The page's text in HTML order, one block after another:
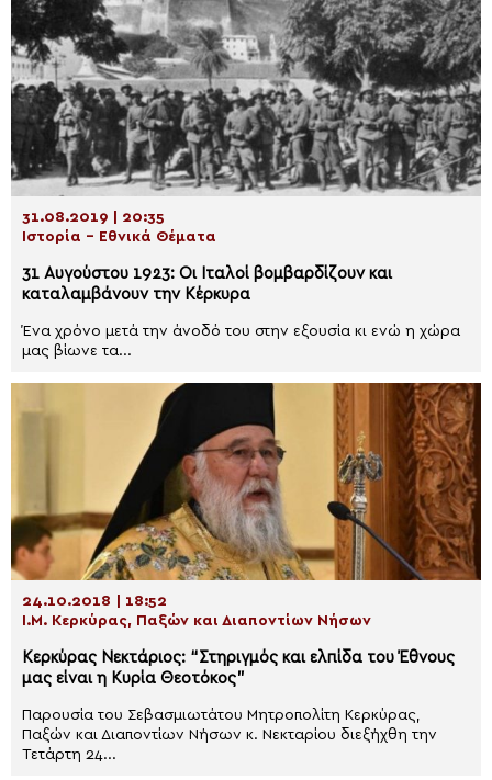
31.08.2019 | 20:35
Ιστορία - Εθνικά Θέματα
31 Αυγούστου 1923: Οι Ιταλοί βομβαρδίζουν και
καταλαμβάνουν την Κέρκυρα
Ένα χρόνο μετά την άνοδό του στην εξουσία κι ενώ η χώρα
μας βίωνε τα...
24.10.2018 | 18:52
Ι.Μ. Κερκύρας, Παξών και Διαποντίων Νήσων
Κερκύρας Νεκτάριος: “Στηριγμός και ελπίδα του Έθνους
μας είναι η Κυρία Θεοτόκος”
Παρουσία του Σεβασμιωτάτου Μητροπολίτη Κερκύρας,
Παξών και Διαποντίων Νήσων κ. Νεκταρίου διεξήχθη την
Τετάρτη 24...